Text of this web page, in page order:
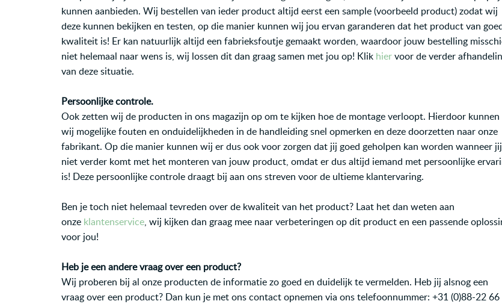
kunnen aanbieden. Wij bestellen van ieder product altijd eerst een sample (voorbeeld product) zodat wij
deze kunnen bekijken en testen, op die manier kunnen wij jou ervan garanderen dat het product van
kwaliteit is! Er kan natuurlijk altijd een fabrieksfoutje gemaakt worden, waardoor jouw bestelling
niet helemaal naar wens is, wij lossen dit dan graag samen met jou op! Klik hiervoor de verder
van deze situatie.
Persoonlijke controle.
Ook zetten wij de producten in ons magazijn op om te kijken hoe de montage verloopt. Hierdoor kunnen
wij mogelijke fouten en onduidelijkheden in de handleiding snel opmerken en deze doorzetten naar onze
fabrikant. Op die manier kunnen wij er dus ook voor zorgen dat jij goed geholpen kan worden wanneer jij
niet verder komt met het monteren van jouw product, omdat er dus altijd iemand met persoonlijke
is! Deze persoonlijke controle draagt bij aan ons streven voor de ultieme klantervaring.
Ben je toch niet helemaal tevreden over de kwaliteit van het product? Laat het dan weten aan
onze klantenservice, wij kijken dan graag mee naar verbeteringen op dit product en een passende
voor jou!
Heb je een andere vraag over een product?
Wij proberen bij al onze producten de informatie zo goed en duidelijk te vermelden. Heb jij alsnog een
vraag over een product? Dan kun je met ons contact opnemen via ons telefoonnummer: +31 (0)88-22 66